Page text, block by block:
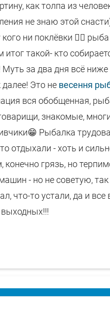
как толпа из
не знаю этой
ни поклёвки 🤷‍♂️
такой- кто
Муть за два дня всё
Это не весення
вся обобщенная,
знакомые,
Рыбалка
отдыхали - хоть и
конечно грязь, но
- но не советую,
что-то устали, да и